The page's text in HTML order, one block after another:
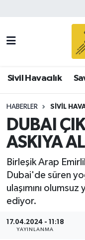
Sivil Havacılık
HABERLER SIVIL
DUBAI
ASKIYA
Birleşik Arap
Dubai'de süren
ulaşımını
ediyor.
17.04.2024 - 11:18
YAYINLANMA